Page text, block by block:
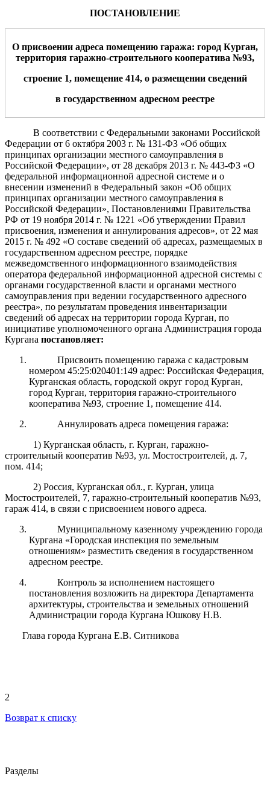
ПОСТАНОВЛЕНИЕ
О присвоении адреса помещению гаража: город Курган,
территория гаражно-строительного кооператива №93,
строение 1, помещение 414, о размещении сведений
в государственном адресном реестре
В соответствии с Федеральными законами Российской
Федерации от 6 октября 2003 г. № 131-ФЗ «Об общих
принципах организации местного самоуправления в
Российской Федерации», от 28 декабря 2013 г. № 443-ФЗ «О
федеральной информационной адресной системе и о
внесении изменений в Федеральный закон «Об общих
принципах организации местного самоуправления в
Российской Федерации», Постановлениями Правительства
РФ от 19 ноября 2014 г. № 1221 «Об утверждении Правил
присвоения, изменения и аннулирования адресов», от 22 мая
2015 г. № 492 «О составе сведений об адресах, размещаемых в
государственном адресном реестре, порядке
межведомственного информационного взаимодействия
оператора федеральной информационной адресной системы с
органами государственной власти и органами местного
самоуправления при ведении государственного адресного
реестра», по результатам проведения инвентаризации
сведений об адресах на территории города Курган, по
инициативе уполномоченного органа Администрация города
Кургана постановляет:
Присвоить помещению гаража с кадастровым
номером 45:25:020401:149 адрес: Российская Федерация,
Курганская область, городской округ город Курган,
город Курган, территория гаражно-строительного
кооператива №93, строение 1, помещение 414.
Аннулировать адреса помещения гаража:
1) Курганская область, г. Курган, гаражно-
строительный кооператив №93, ул. Мостостроителей, д. 7,
пом. 414;
2) Россия, Курганская обл., г. Курган, улица
Мостостроителей, 7, гаражно-строительный кооператив №93,
гараж 414, в связи с присвоением нового адреса.
Муниципальному казенному учреждению города
Кургана «Городская инспекция по земельным
отношениям» разместить сведения в государственном
адресном реестре.
Контроль за исполнением настоящего
постановления возложить на директора Департамента
архитектуры, строительства и земельных отношений
Администрации города Кургана Юшкову Н.В.
Глава города Кургана Е.В. Ситникова
2
Возврат к списку
Разделы